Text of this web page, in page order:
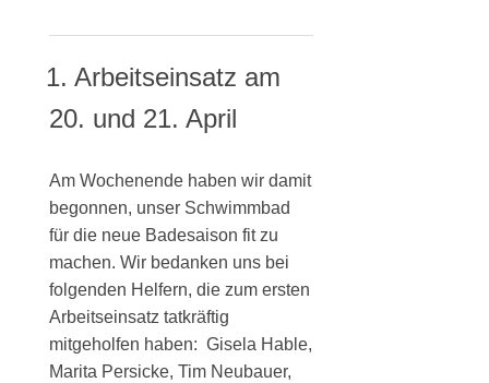
1. Arbeitseinsatz am
20. und 21. April
Am Wochenende haben wir damit
begonnen, unser Schwimmbad
für die neue Badesaison fit zu
machen. Wir bedanken uns bei
folgenden Helfern, die zum ersten
Arbeitseinsatz tatkräftig
mitgeholfen haben: Gisela Hable,
Marita Persicke, Tim Neubauer,